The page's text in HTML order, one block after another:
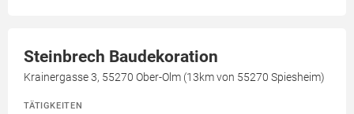
Steinbrech Baudekoration
Krainergasse 3, 55270 Ober-Olm (13km von 55270 Spiesheim)
TÄTIGKEITEN